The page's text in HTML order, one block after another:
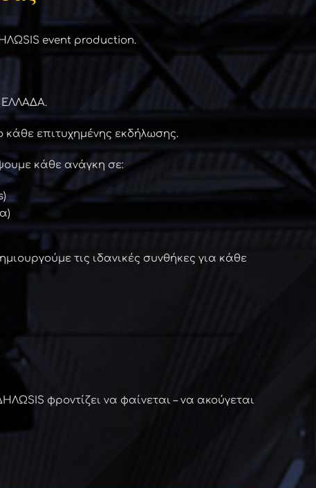
event production.
ΕΛΛΑΔΑ.
κάθε επιτυχημένης εκδήλωσης.
κάθε ανάγκη σε:
τις ιδανικές συνθήκες για κάθε
φροντίζει να φαίνεται – να ακούγεται